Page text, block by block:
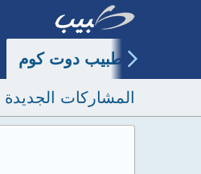
طبيب دوت كوم
المشاركات الجديدة